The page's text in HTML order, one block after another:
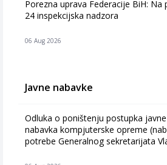
Porezna uprava Federacije BiH: Na
24 inspekcijska nadzora
06 Aug 2026
Javne nabavke
Odluka o poništenju postupka
nabavka kompjuterske opreme
potrebe Generalnog sekretarijata